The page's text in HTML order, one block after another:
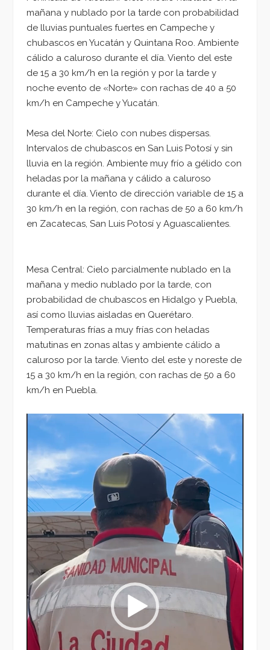
mañana y nublado por la tarde con probabilidad
de lluvias puntuales fuertes en Campeche y
chubascos en Yucatán y Quintana Roo. Ambiente
cálido a caluroso durante el día. Viento del este
de 15 a 30 km/h en la región y por la tarde y
noche evento de «Norte» con rachas de 40 a 50
km/h en Campeche y Yucatán.
Mesa del Norte: Cielo con nubes dispersas.
Intervalos de chubascos en San Luis Potosí y sin
lluvia en la región. Ambiente muy frío a gélido con
heladas por la mañana y cálido a caluroso
durante el día. Viento de dirección variable de 15 a
30 km/h en la región, con rachas de 50 a 60 km/h
en Zacatecas, San Luis Potosí y Aguascalientes.
Mesa Central: Cielo parcialmente nublado en la
mañana y medio nublado por la tarde, con
probabilidad de chubascos en Hidalgo y Puebla,
así como lluvias aisladas en Querétaro.
Temperaturas frías a muy frías con heladas
matutinas en zonas altas y ambiente cálido a
caluroso por la tarde. Viento del este y noreste de
15 a 30 km/h en la región, con rachas de 50 a 60
km/h en Puebla.
Reproductor
vídeo